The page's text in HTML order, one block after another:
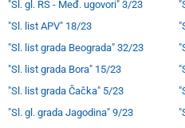
"Sl. gl. RS - Međ. ugovori" 3/23
"Sl. list APV" 18/23
"Sl. list grada Beograda" 32/23
"Sl. list grada Bora" 15/23
"Sl. list grada Čačka" 5/23
"Sl. gl. grada Jagodina" 9/23